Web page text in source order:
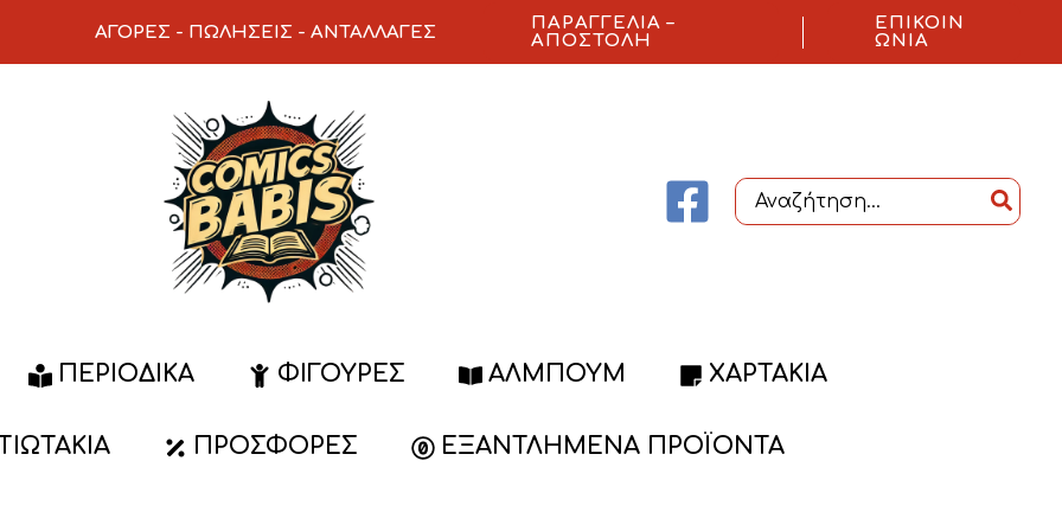
ΑΓΟΡΕΣ - ΠΩΛΗΣΕΙΣ - ΑΝΤΑΛΛΑΓΕΣ
ΠΑΡΑΓΓΕΛΊΑ –
ΑΠΟΣΤΟΛΉ
ΕΠΙΚΟΙΝ
ΩΝΊΑ
Search
for:
ΠΕΡΙΟΔΙΚΆ ΦΙΓΟΎΡΕΣ ΆΛΜΠΟΥΜ ΧΑΡΤΆΚΙΑ
ΠΡΟΣΦΟΡΈΣ ΕΞΑΝΤΛΗΜΈΝΑ ΠΡΟΪΌΝΤΑ